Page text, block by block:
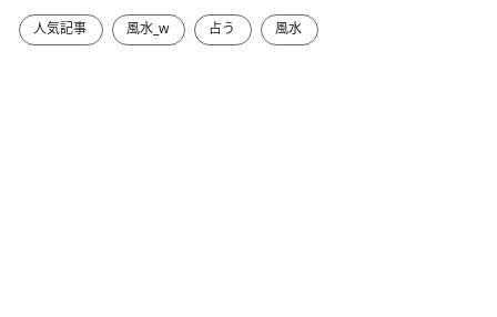
人気記事 風水_w 占う 風水